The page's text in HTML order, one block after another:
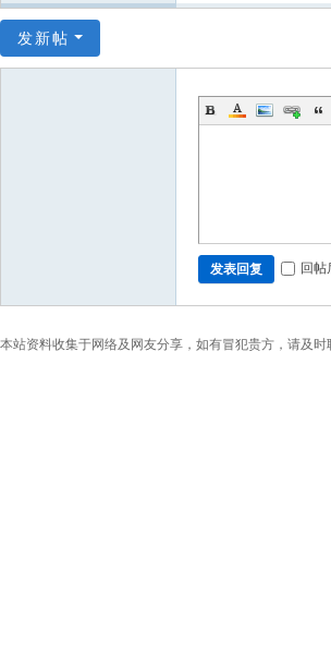
发新帖
发表回复 回帖
本站资料收集于网络及网友分享，如有冒犯贵方，请及